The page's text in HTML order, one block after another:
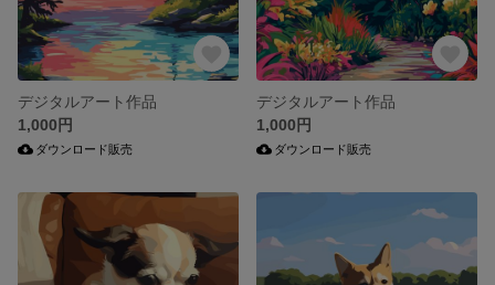
デジタルアート作品
1,000円
ダウンロード販売
デジタルアート作品
1,000円
ダウンロード販売